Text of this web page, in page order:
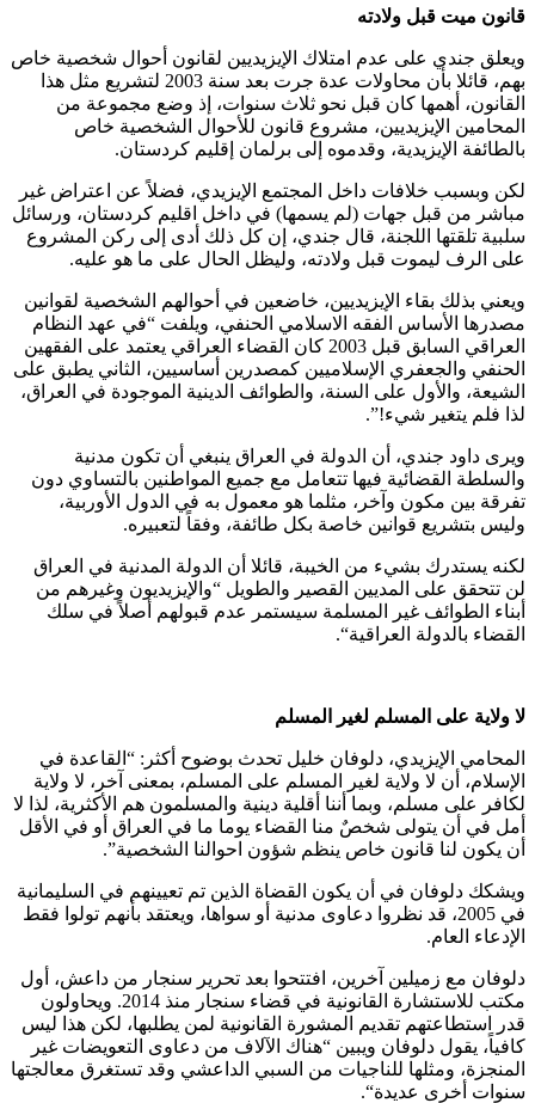
قانون ميت قبل ولادته
ويعلق جندي على عدم امتلاك الإيزيديين لقانون أحوال شخصية خاص
بهم، قائلا بأن محاولات عدة جرت بعد سنة 2003 لتشريع مثل هذا
القانون، أهمها كان قبل نحو ثلاث سنوات، إذ وضع مجموعة من
المحامين الإيزيديين، مشروع قانون للأحوال الشخصية خاص
بالطائفة الإيزيدية، وقدموه إلى برلمان إقليم كردستان.
لكن وبسبب خلافات داخل المجتمع الإيزيدي، فضلاً عن اعتراض غير
مباشر من قبل جهات (لم يسمها) في داخل اقليم كردستان، ورسائل
سلبية تلقتها اللجنة، قال جندي، إن كل ذلك أدى إلى ركن المشروع
على الرف ليموت قبل ولادته، وليظل الحال على ما هو عليه.
ويعني بذلك بقاء الإيزيديين، خاضعين في أحوالهم الشخصية لقوانين
مصدرها الأساس الفقه الاسلامي الحنفي، ويلفت “في عهد النظام
العراقي السابق قبل 2003 كان القضاء العراقي يعتمد على الفقهين
الحنفي والجعفري الإسلاميين كمصدرين أساسيين، الثاني يطبق على
الشيعة، والأول على السنة، والطوائف الدينية الموجودة في العراق،
لذا فلم يتغير شيء!”.
ويرى داود جندي، أن الدولة في العراق ينبغي أن تكون مدنية
والسلطة القضائية فيها تتعامل مع جميع المواطنين بالتساوي دون
تفرقة بين مكون وآخر، مثلما هو معمول به في الدول الأوربية،
وليس بتشريع قوانين خاصة بكل طائفة، وفقاً لتعبيره.
لكنه يستدرك بشيء من الخيبة، قائلا أن الدولة المدنية في العراق
لن تتحقق على المديين القصير والطويل “والإيزيديون وغيرهم من
أبناء الطوائف غير المسلمة سيستمر عدم قبولهم أصلاً في سلك
القضاء بالدولة العراقية“.
لا ولاية على المسلم لغير المسلم
المحامي الإيزيدي، دلوفان خليل تحدث بوضوح أكثر: “القاعدة في
الإسلام، أن لا ولاية لغير المسلم على المسلم، بمعنى آخر، لا ولاية
لكافر على مسلم، وبما أننا أقلية دينية والمسلمون هم الأكثرية، لذا لا
أمل في أن يتولى شخصٌ منا القضاء يوما ما في العراق أو في الأقل
أن يكون لنا قانون خاص ينظم شؤون احوالنا الشخصية”.
ويشكك دلوفان في أن يكون القضاة الذين تم تعيينهم في السليمانية
في 2005، قد نظروا دعاوى مدنية أو سواها، ويعتقد بأنهم تولوا فقط
الإدعاء العام.
دلوفان مع زميلين آخرين، افتتحوا بعد تحرير سنجار من داعش، أول
مكتب للاستشارة القانونية في قضاء سنجار منذ 2014. ويحاولون
قدر استطاعتهم تقديم المشورة القانونية لمن يطلبها، لكن هذا ليس
كافياً، يقول دلوفان ويبين “هناك الآلاف من دعاوى التعويضات غير
المنجزة، ومثلها للناجيات من السبي الداعشي وقد تستغرق معالجتها
سنوات أخرى عديدة“.